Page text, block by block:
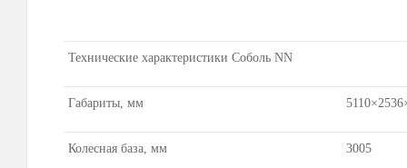
Технические характеристики Соболь NN
Габариты, мм
Колесная база, мм 3005